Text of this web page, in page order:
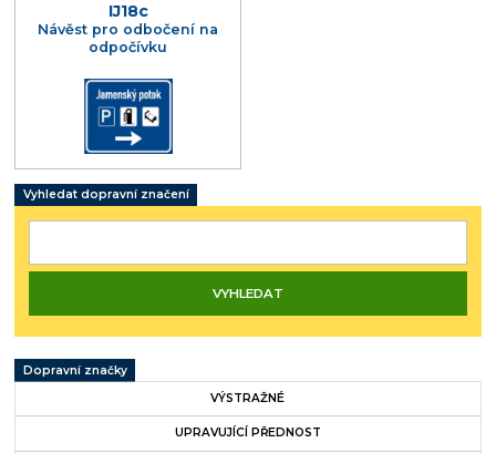
IJ18c
Návěst pro odbočení na
odpočívku
Vyhledat dopravní značení
Dopravní značky
VÝSTRAŽNÉ
UPRAVUJÍCÍ PŘEDNOST